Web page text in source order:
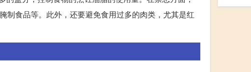
制食品等。此外，还要避免食用过多的肉类，尤其是红